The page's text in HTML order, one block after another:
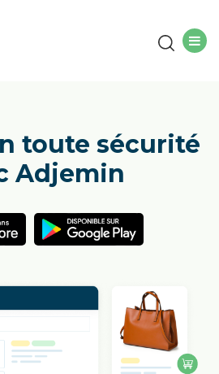
toute sécurité
Adjemin